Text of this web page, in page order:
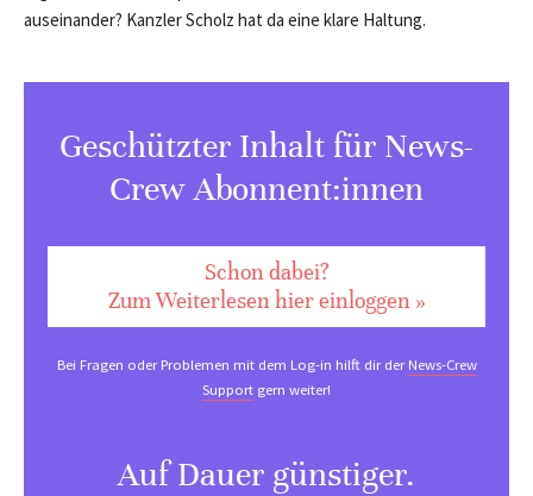
auseinander? Kanzler Scholz hat da eine klare Haltung.
Geschützter Inhalt für News-
Crew Abonnent:innen
Schon dabei?
Zum Weiterlesen hier einloggen »
Bei Fragen oder Problemen mit dem Log-in hilft dir derNews-Crew
Support gern weiter!
Auf Dauer günstiger.